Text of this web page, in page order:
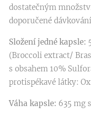
dostatečným
doporučené
Složení jedné kapsle:
(Broccoli extract/
s obsahem 10%
protispékavé látky:
Váha kapsle: 635 mg